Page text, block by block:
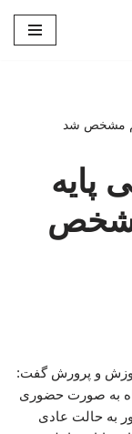
مشخص شد
پایه
مشخص
و پرورش گفت:
یازدهم و دوازدهم از ۲۱ تیرماه به صورت حضوری
به حالت عادی